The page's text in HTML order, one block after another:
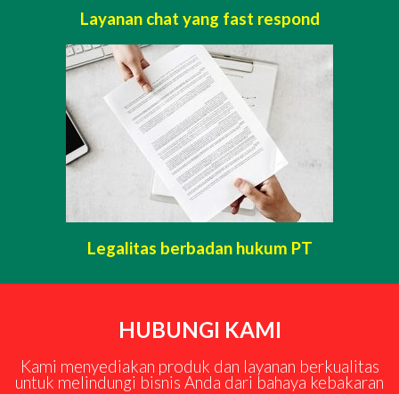
Layanan chat yang fast respond
Legalitas berbadan hukum PT
HUBUNGI KAMI
Kami menyediakan produk dan layanan berkualitas
untuk melindungi bisnis Anda dari bahaya kebakaran